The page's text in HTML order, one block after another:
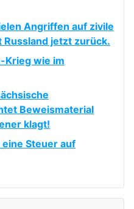
Angriffen auf zivile
Russland jetzt zurück.
Krieg wie im
Beweismaterial
klagt!
Steuer auf